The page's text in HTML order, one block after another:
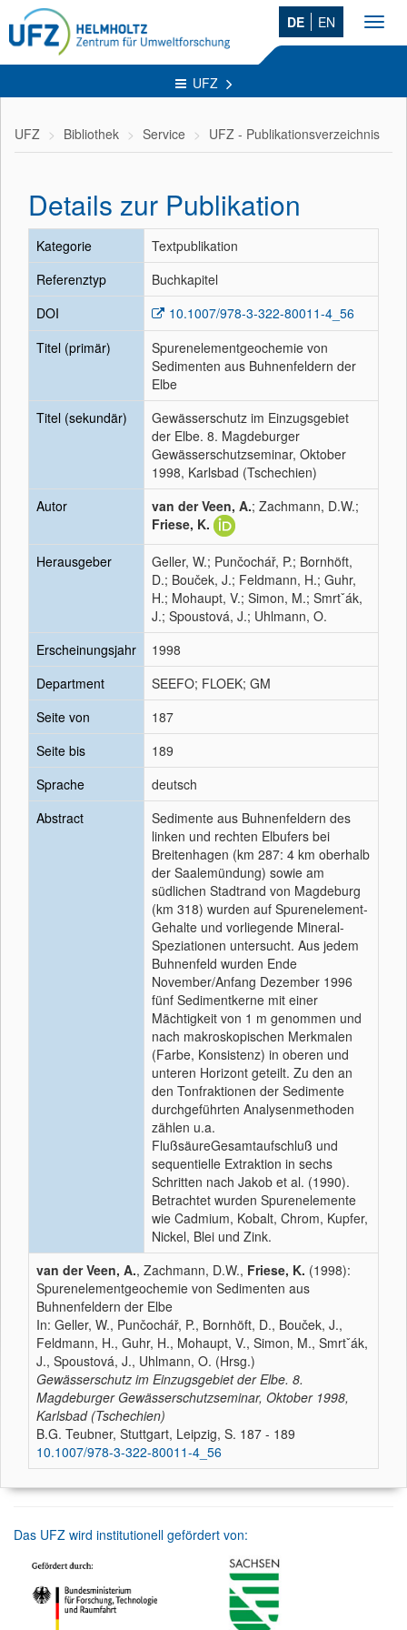
DE EN
UFZ
UFZ Bibliothek Service UFZ - Publikationsverzeichnis
Details zur Publikation
Kategorie
Textpublikation
Referenztyp
Buchkapitel
DOI
10.1007/978-3-322-80011-4_56
Titel (primär)
Spurenelementgeochemie von
Sedimenten aus Buhnenfeldern der
Elbe
Titel (sekundär)
Gewässerschutz im Einzugsgebiet
der Elbe. 8. Magdeburger
Gewässerschutzseminar, Oktober
1998, Karlsbad (Tschechien)
Autor
van der Veen, A.; Zachmann, D.W.;
Friese, K.
Herausgeber
Geller, W.; Punčochář, P.; Bornhöft,
D.; Bouček, J.; Feldmann, H.; Guhr,
H.; Mohaupt, V.; Simon, M.; Smrtˇák,
J.; Spoustová, J.; Uhlmann, O.
Erscheinungsjahr
1998
Department
SEEFO; FLOEK; GM
Seite von
187
Seite bis
189
Sprache
deutsch
Abstract
Sedimente aus Buhnenfeldern des
linken und rechten Elbufers bei
Breitenhagen (km 287: 4 km oberhalb
der Saalemündung) sowie am
südlichen Stadtrand von Magdeburg
(km 318) wurden auf Spurenelement-
Gehalte und vorliegende Mineral-
Speziationen untersucht. Aus jedem
Buhnenfeld wurden Ende
November/Anfang Dezember 1996
fünf Sedimentkerne mit einer
Mächtigkeit von 1 m genommen und
nach makroskopischen Merkmalen
(Farbe, Konsistenz) in oberen und
unteren Horizont geteilt. Zu den an
den Tonfraktionen der Sedimente
durchgeführten Analysenmethoden
zählen u.a.
FlußsäureGesamtaufschluß und
sequentielle Extraktion in sechs
Schritten nach Jakob et al. (1990).
Betrachtet wurden Spurenelemente
wie Cadmium, Kobalt, Chrom, Kupfer,
Nickel, Blei und Zink.
van der Veen, A., Zachmann, D.W., Friese, K. (1998):
Spurenelementgeochemie von Sedimenten aus
Buhnenfeldern der Elbe
In: Geller, W., Punčochář, P., Bornhöft, D., Bouček, J.,
Feldmann, H., Guhr, H., Mohaupt, V., Simon, M., Smrtˇák,
J., Spoustová, J., Uhlmann, O. (Hrsg.)
Gewässerschutz im Einzugsgebiet der Elbe. 8.
Magdeburger Gewässerschutzseminar, Oktober 1998,
Karlsbad (Tschechien)
B.G. Teubner, Stuttgart, Leipzig, S. 187 - 189
10.1007/978-3-322-80011-4_56
Das UFZ wird institutionell gefördert von: